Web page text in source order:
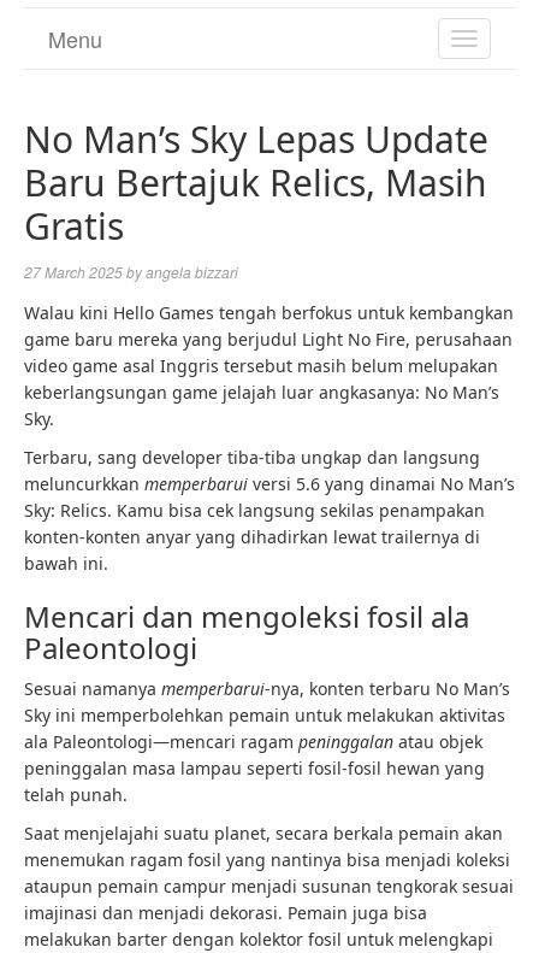
TOGGLE
Menu
No Man’s Sky Lepas Update
Baru Bertajuk Relics, Masih
Gratis
27 March 2025byangela bizzari
Walau kini Hello Games tengah berfokus untuk kembangkan
game baru mereka yang berjudul Light No Fire, perusahaan
video game asal Inggris tersebut masih belum melupakan
keberlangsungan game jelajah luar angkasanya: No Man’s
Sky.
Terbaru, sang developer tiba-tiba ungkap dan langsung
meluncurkkan memperbarui versi 5.6 yang dinamai No Man’s
Sky: Relics. Kamu bisa cek langsung sekilas penampakan
konten-konten anyar yang dihadirkan lewat trailernya di
bawah ini.
Mencari dan mengoleksi fosil ala
Paleontologi
Sesuai namanya memperbarui-nya, konten terbaru No Man’s
Sky ini memperbolehkan pemain untuk melakukan aktivitas
ala Paleontologi—mencari ragam peninggalan atau objek
peninggalan masa lampau seperti fosil-fosil hewan yang
telah punah.
Saat menjelajahi suatu planet, secara berkala pemain akan
menemukan ragam fosil yang nantinya bisa menjadi koleksi
ataupun pemain campur menjadi susunan tengkorak sesuai
imajinasi dan menjadi dekorasi. Pemain juga bisa
melakukan barter dengan kolektor fosil untuk melengkapi